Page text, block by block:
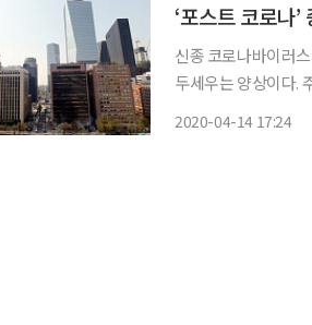
‘포스트 코로나
신종 코로나바이러
두세우는 양상이다.
2020-04-14 17:24